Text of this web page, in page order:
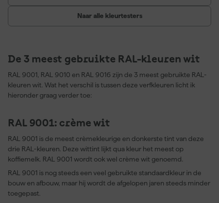
Naar alle kleurtesters
De 3 meest gebruikte RAL-kleuren wit
RAL 9001, RAL 9010 en RAL 9016 zijn de 3 meest gebruikte RAL-
kleuren wit. Wat het verschil is tussen deze verfkleuren licht ik
hieronder graag verder toe:
RAL 9001: crème wit
RAL 9001 is de meest crèmekleurige en donkerste tint van deze
drie RAL-kleuren. Deze wittint lijkt qua kleur het meest op
koffiemelk. RAL 9001 wordt ook wel crème wit genoemd.
RAL 9001 is nog steeds een veel gebruikte standaardkleur in de
bouw en afbouw, maar hij wordt de afgelopen jaren steeds minder
toegepast.